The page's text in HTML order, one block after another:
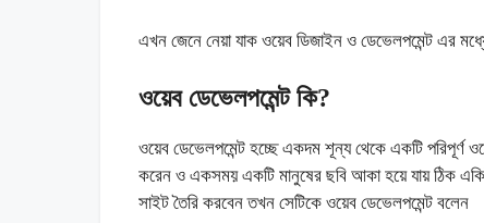
এখন জেনে নেয়া যাক ওয়েব ডিজাইন ও ডেভেলপমেন্ট এর
ওয়েব ডেভেলপমেন্ট কি?
ওয়েব ডেভেলপমেন্ট হচ্ছে একদম শূন্য থেকে একটি পরিপূর্ণ
করেন ও একসময় একটি মানুষের ছবি আকা হয়ে যায় ঠিক
সাইট তৈরি করবেন তখন সেটিকে ওয়েব ডেভেলপমেন্ট বলেন